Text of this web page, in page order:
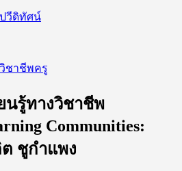
วีดิทัศน์
ชาชีพครู
นรู้ทางวิชาชีพ
Communities:
ชูกำแพง